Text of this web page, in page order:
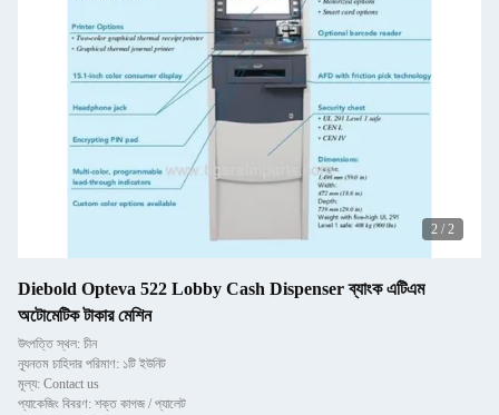
2 / 2
Diebold Opteva 522 Lobby Cash Dispenser ব্যাংক এটিএম
অটোমেটিক টাকার মেশিন
উৎপত্তি স্থল: চীন
ন্যূনতম চাহিদার পরিমাণ: ১টি ইউনিট
মূল্য: Contact us
প্যাকেজিং বিবরণ: শক্ত কাগজ / প্যালেট